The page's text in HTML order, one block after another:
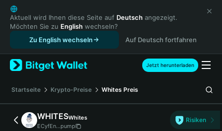
English
日本語
Tiếng Việt
Русский
Español (Latinoamérica)
Türkçe
Français
Deutsch
简体中文
繁體中文
Aktuell wird Ihnen diese Seite auf Deutsch angezeigt.
Möchten Sie zu English wechseln?
Zu English wechseln
Auf Deutsch fortfahren
Jetzt herunterladen
Startseite Krypto-Preise Whites Preis
WHITESWhites
ECyfEn...pump
Risiken